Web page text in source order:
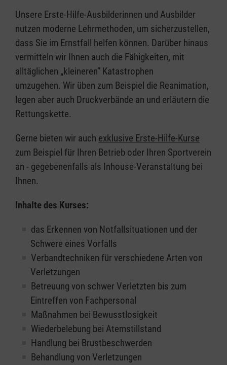
Unsere Erste-Hilfe-Ausbilderinnen und Ausbilder
nutzen moderne Lehrmethoden, um sicherzustellen,
dass Sie im Ernstfall helfen können. Darüber hinaus
vermitteln wir Ihnen auch die Fähigkeiten, mit
alltäglichen „kleineren” Katastrophen
umzugehen. Wir üben zum Beispiel die Reanimation,
legen aber auch Druckverbände an und erläutern die
Rettungskette.
Gerne bieten wir auch exklusive Erste-Hilfe-Kurse
zum Beispiel für Ihren Betrieb oder Ihren Sportverein
an - gegebenenfalls als Inhouse-Veranstaltung bei
Ihnen.
Inhalte des Kurses:
das Erkennen von Notfallsituationen und der
Schwere eines Vorfalls
Verbandtechniken für verschiedene Arten von
Verletzungen
Betreuung von schwer Verletzten bis zum
Eintreffen von Fachpersonal
Maßnahmen bei Bewusstlosigkeit
Wiederbelebung bei Atemstillstand
Handlung bei Brustbeschwerden
Behandlung von Verletzungen